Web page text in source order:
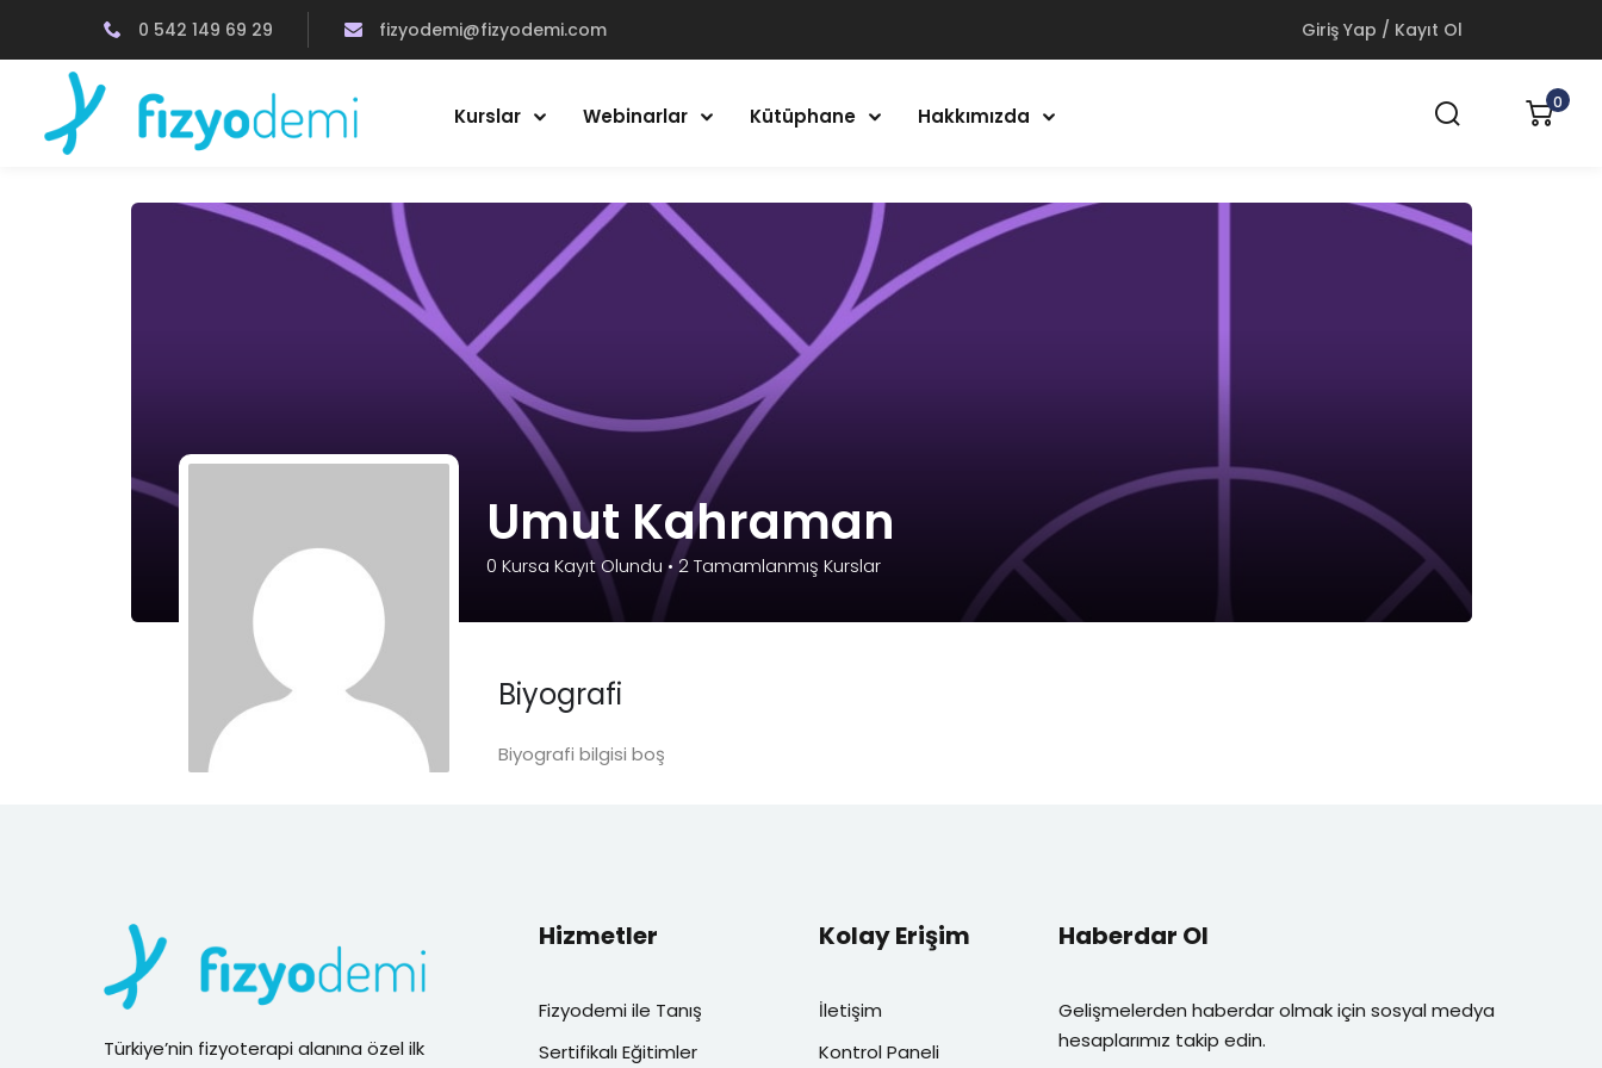
0 542 149 69 29 fizyodemi@fizyodemi.com Giriş Yap / Kayıt Ol
Kurslar Webinarlar Kütüphane Hakkımızda
0
Umut Kahraman
0 Kursa Kayıt Olundu • 2Tamamlanmış Kurslar
Biyografi
Biyografi bilgisi boş
Türkiye’nin fizyoterapi alanına özel ilk
Hizmetler
Fizyodemi ile Tanış
Sertifikalı Eğitimler
Kolay Erişim
İletişim
Kontrol Paneli
Haberdar Ol
Gelişmelerden haberdar olmak için sosyal medya
hesaplarımız takip edin.
Giriş Yap Kayıt Ol
Giriş Yap
Hesabın yok mu?
Beni hatırla Şifremi unuttum